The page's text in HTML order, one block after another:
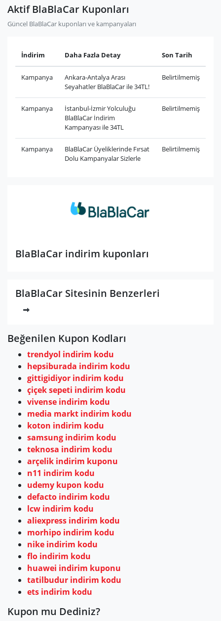
Aktif BlaBlaCar Kuponları
Güncel BlaBlaCar kuponları ve kampanyaları
İndirim Daha Fazla Detay Son Tarih
Kampanya
Ankara-Antalya Arası
Seyahatler BlaBlaCar ile 34TL!
Belirtilmemiş
Kampanya
İstanbul-İzmir Yolculuğu
BlaBlaCar İndirim
Kampanyası ile 34TL
Belirtilmemiş
Kampanya
BlaBlaCar Üyeliklerinde Fırsat
Dolu Kampanyalar Sizlerle
Belirtilmemiş
BlaBlaCar indirim kuponları
BlaBlaCar Sitesinin Benzerleri
Beğenilen Kupon Kodları
trendyol indirim kodu
hepsiburada indirim kodu
gittigidiyor indirim kodu
çiçek sepeti indirim kodu
vivense indirim kodu
media markt indirim kodu
koton indirim kodu
samsung indirim kodu
teknosa indirim kodu
arçelik indirim kuponu
n11 indirim kodu
udemy kupon kodu
defacto indirim kodu
lcw indirim kodu
aliexpress indirim kodu
morhipo indirim kodu
nike indirim kodu
flo indirim kodu
huawei indirim kuponu
tatilbudur indirim kodu
ets indirim kodu
Kupon mu Dediniz?